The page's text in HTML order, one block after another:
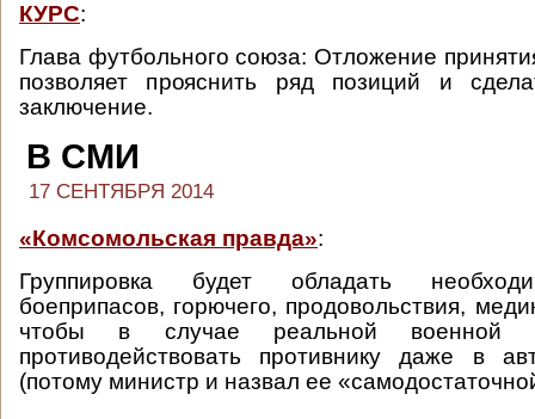
КУРС:
Глава футбольного союза: Отложение
позволяет прояснить ряд позиций и
заключение.
В СМИ
17 СЕНТЯБРЯ 2014
«Комсомольская правда»:
Группировка будет обладать
боеприпасов, горючего, продовольствия,
чтобы в случае реальной военной
противодействовать противнику даже в
(потому министр и назвал ее